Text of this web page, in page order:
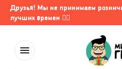
Друзья! Мы не принимаем
лучших времен 🤷‍♂️